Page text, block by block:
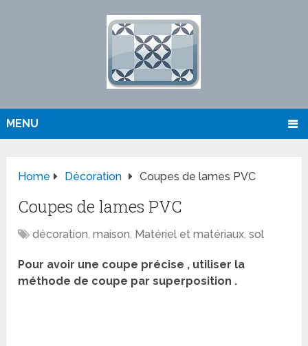
MENU
Home Décoration Coupes de lames PVC
Coupes de lames PVC
décoration,maison, Matériel et matériaux,sol
Pour avoir une coupe précise , utiliser la
méthode de coupe par superposition .